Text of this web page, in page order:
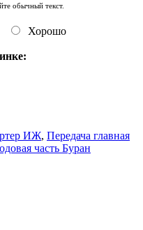
обычный текст.
Хорошо
ИЖ, Передача главная
часть Буран